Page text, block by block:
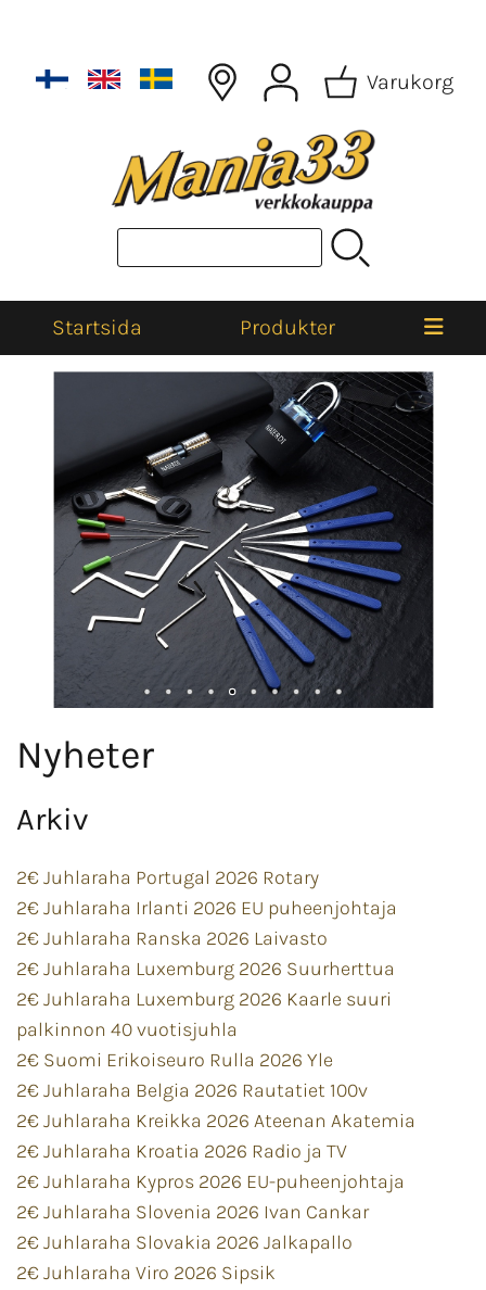
Varukorg
Startsida Produkter
Nyheter
Arkiv
2€ Juhlaraha Portugal 2026 Rotary
2€ Juhlaraha Irlanti 2026 EU puheenjohtaja
2€ Juhlaraha Ranska 2026 Laivasto
2€ Juhlaraha Luxemburg 2026 Suurherttua
2€ Juhlaraha Luxemburg 2026 Kaarle suuri
palkinnon 40 vuotisjuhla
2€ Suomi Erikoiseuro Rulla 2026 Yle
2€ Juhlaraha Belgia 2026 Rautatiet 100v
2€ Juhlaraha Kreikka 2026 Ateenan Akatemia
2€ Juhlaraha Kroatia 2026 Radio ja TV
2€ Juhlaraha Kypros 2026 EU-puheenjohtaja
2€ Juhlaraha Slovenia 2026 Ivan Cankar
2€ Juhlaraha Slovakia 2026 Jalkapallo
2€ Juhlaraha Viro 2026 Sipsik